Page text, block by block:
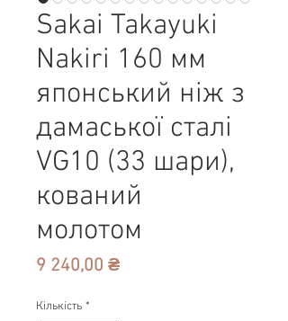
Sakai Takayuki
Nakiri 160 мм
японський ніж з
дамаської сталі
VG10 (33 шари),
кований
молотом
9 240,00 ₴Ціна
Кількість *